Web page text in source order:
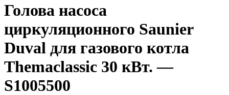
Голова насоса
циркуляционного Saunier
Duval для газового котла
Themaclassic 30 кВт. ―
S1005500